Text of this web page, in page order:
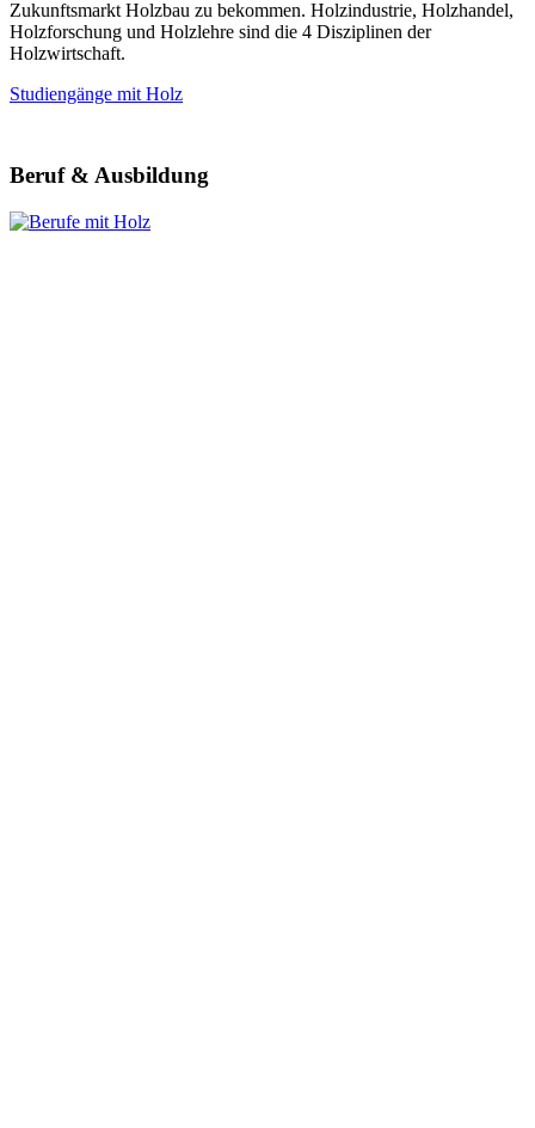
Zukunftsmarkt Holzbau zu bekommen. Holzindustrie, Holzhandel,
Holzforschung und Holzlehre sind die 4 Disziplinen der
Holzwirtschaft.
Studiengänge mit Holz
Beruf & Ausbildung